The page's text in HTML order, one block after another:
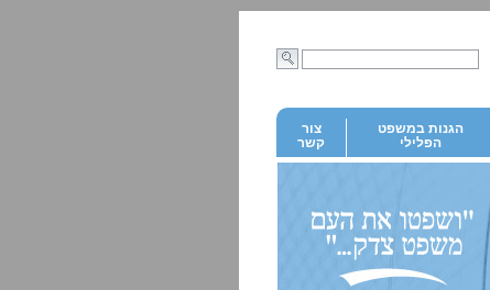
הגנות במשפט
הפלילי
צור
קשר